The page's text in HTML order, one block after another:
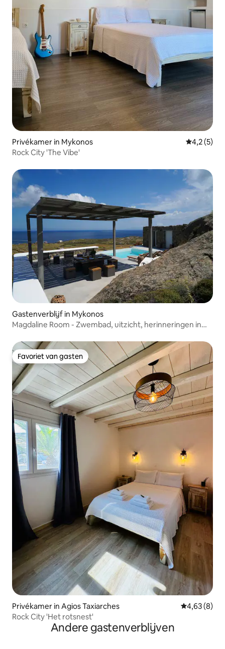
Privékamer in Mykonos
4,2 (5)
Rock City 'The Vibe'
Gastenverblijf in Mykonos
Magdaline Room - Zwembad, uitzicht, herinneringen in
Favoriet van gasten
Favoriet van gasten
Privékamer in Agios Taxiarches Gemiddelde
4,63 (8)
Rock City 'Het rotsnest'
Andere gastenverblijven